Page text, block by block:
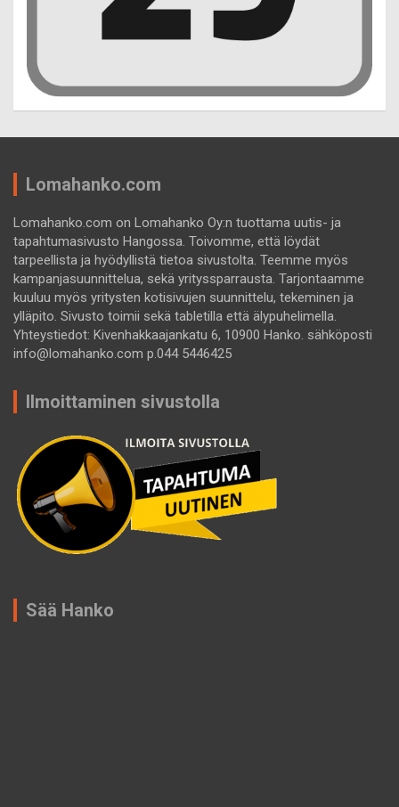
Lomahanko.com
Lomahanko.com on Lomahanko Oy:n tuottama uutis- ja
tapahtumasivusto Hangossa. Toivomme, että löydät
tarpeellista ja hyödyllistä tietoa sivustolta. Teemme myös
kampanjasuunnittelua, sekä yrityssparrausta. Tarjontaamme
kuuluu myös yritysten kotisivujen suunnittelu, tekeminen ja
ylläpito. Sivusto toimii sekä tabletilla että älypuhelimella.
Yhteystiedot: Kivenhakkaajankatu 6, 10900 Hanko. sähköposti
info@lomahanko.com p.044 5446425
Ilmoittaminen sivustolla
Sää Hanko